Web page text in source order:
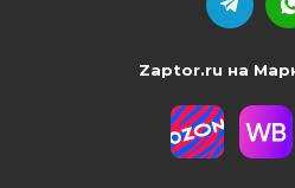
Zaptor.ru на